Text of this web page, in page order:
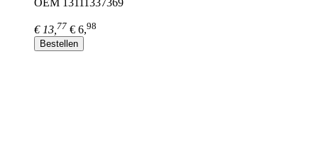
OEM 13111337369
€ 13, 77 € 6,98
Bestellen